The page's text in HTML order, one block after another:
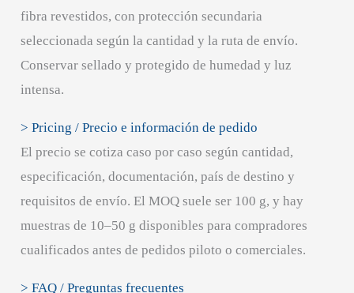
fibra revestidos, con protección secundaria
seleccionada según la cantidad y la ruta de envío.
Conservar sellado y protegido de humedad y luz
intensa.
> Pricing / Precio e información de pedido
El precio se cotiza caso por caso según cantidad,
especificación, documentación, país de destino y
requisitos de envío. El MOQ suele ser 100 g, y hay
muestras de 10–50 g disponibles para compradores
cualificados antes de pedidos piloto o comerciales.
> FAQ / Preguntas frecuentes